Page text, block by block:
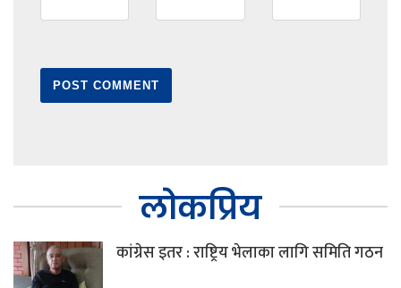
लोकप्रिय
कांग्रेस इतर : राष्ट्रिय भेलाका लागि समिति गठन